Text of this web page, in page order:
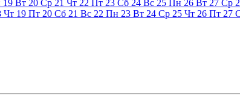
19 Вт 20 Ср 21 Чт 22 Пт 23 Сб 24 Вс 25 Пн 26 Вт 27 Ср
Чт 19 Пт 20 Сб 21 Вс 22 Пн 23 Вт 24 Ср 25 Чт 26 Пт 27